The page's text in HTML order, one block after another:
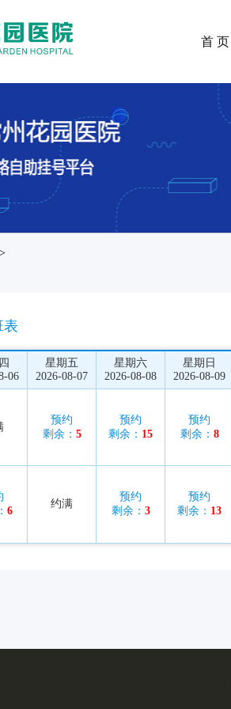
首 页
表
06
星期五
2026-08-07
星期六
2026-08-08
星期日
2026-08-09
预约
剩余： 5
预约
剩余： 15
预约
剩余： 8
6
约满
预约
剩余： 3
预约
剩余： 13